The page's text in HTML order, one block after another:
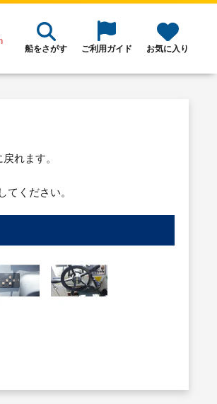
船をさがす ご利用ガイド お気に入り
れます。
てください。